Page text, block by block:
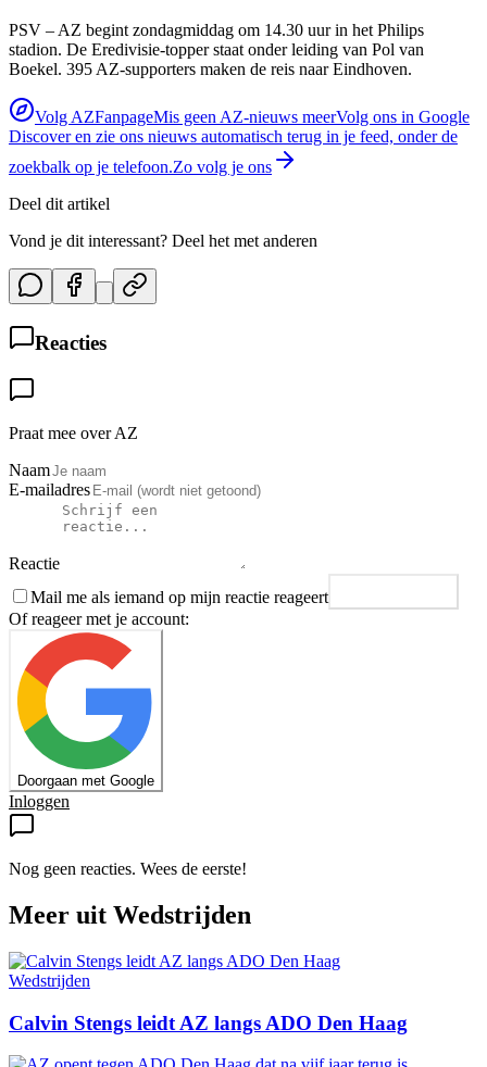
PSV – AZ begint zondagmiddag om 14.30 uur in het Philips
stadion. De Eredivisie-topper staat onder leiding van Pol van
Boekel. 395 AZ-supporters maken de reis naar Eindhoven.
Volg AZFanpageMis geen AZ-nieuws meerVolg ons in Google
Discover en zie ons nieuws automatisch terug in je feed, onder de
zoekbalk op je telefoon.Zo volg je ons
Deel dit artikel
Vond je dit interessant? Deel het met anderen
Reacties
Praat mee over AZ
Naam
E-mailadres
Reactie
Mail me als iemand op mijn reactie reageert
Of reageer met je account:
Doorgaan met Google
Inloggen
Nog geen reacties. Wees de eerste!
Meer uit Wedstrijden
Wedstrijden
Calvin Stengs leidt AZ langs ADO Den Haag